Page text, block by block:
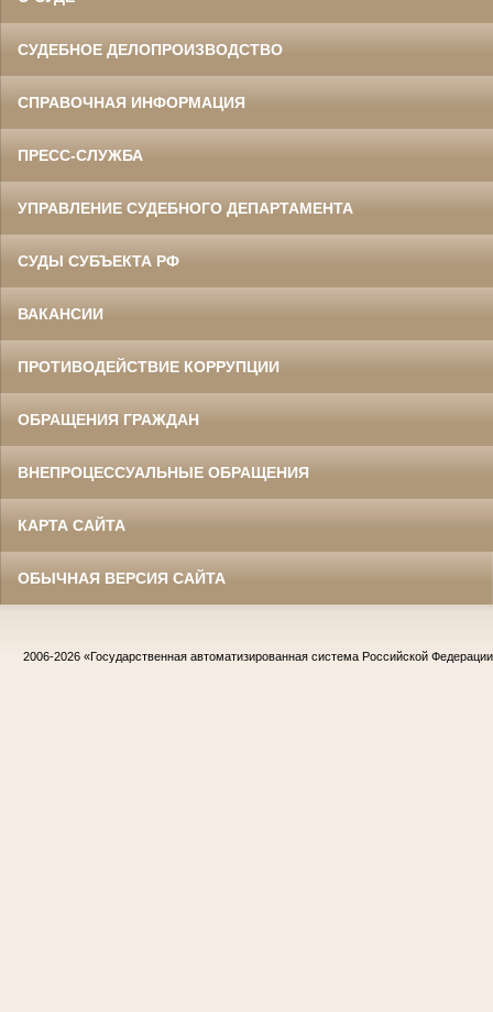
СУДЕБНОЕ ДЕЛОПРОИЗВОДСТВО
СПРАВОЧНАЯ ИНФОРМАЦИЯ
ПРЕСС-СЛУЖБА
УПРАВЛЕНИЕ СУДЕБНОГО ДЕПАРТАМЕНТА
СУДЫ СУБЪЕКТА РФ
ВАКАНСИИ
ПРОТИВОДЕЙСТВИЕ КОРРУПЦИИ
ОБРАЩЕНИЯ ГРАЖДАН
ВНЕПРОЦЕССУАЛЬНЫЕ ОБРАЩЕНИЯ
КАРТА САЙТА
ОБЫЧНАЯ ВЕРСИЯ САЙТА
2006-2026 «Государственная автоматизированная система Российской